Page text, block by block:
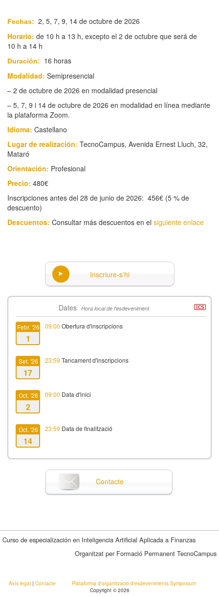
Fechas: 2, 5, 7, 9, 14 de octubre de 2026
Horario: de 10 h a 13 h, excepto el 2 de octubre que será de
10 h a 14 h
Duración:
16 horas
Modalidad: Semipresencial
– 2 de octubre de 2026 en modalidad presencial
– 5, 7, 9 i 14 de octubre de 2026 en modalidad en línea mediante
la plataforma Zoom.
Idioma: Castellano
Lugar de realización: TecnoCampus, Avenida Ernest Lluch, 32,
Mataró
Orientación: Profesional
Precio: 480€
Inscripciones antes del 28 de junio de 2026: 456€ (5 % de
descuento)
Descuentos: Consultar más descuentos en el siguiente enlace
Inscriure-s'hi
Dates Hora local de l'esdeveniment
Febr. '26
1
09:00 Obertura d'inscripcions
Set. '26
17
23:59 Tancament d'inscripcions
Oct. '26
2
09:00 Data d'inici
Oct. '26
14
23:59 Data de finalització
Contacte
Curso de especialización en Inteligencia Artificial Aplicada a Finanzas
Organitzat per Formació Permanent TecnoCampus
Avís legal | Contacte
Plataforma d'organització d'esdeveniments Symposium
Copyright © 2026